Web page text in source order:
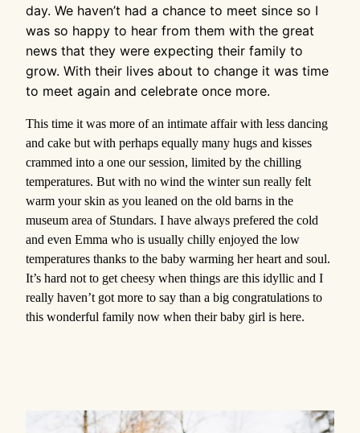
day. We haven’t had a chance to meet since so I
was so happy to hear from them with the great
news that they were expecting their family to
grow. With their lives about to change it was time
to meet again and celebrate once more.
This time it was more of an intimate affair with less dancing
and cake but with perhaps equally many hugs and kisses
crammed into a one our session, limited by the chilling
temperatures. But with no wind the winter sun really felt
warm your skin as you leaned on the old barns in the
museum area of Stundars. I have always prefered the cold
and even Emma who is usually chilly enjoyed the low
temperatures thanks to the baby warming her heart and soul.
It’s hard not to get cheesy when things are this idyllic and I
really haven’t got more to say than a big congratulations to
this wonderful family now when their baby girl is here.